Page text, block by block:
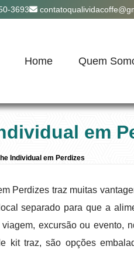
3693
Home Quem
em
Individual em Perdizes
Perdizes traz muitas
separado para que a
excursão ou evento,
kit traz, são opções